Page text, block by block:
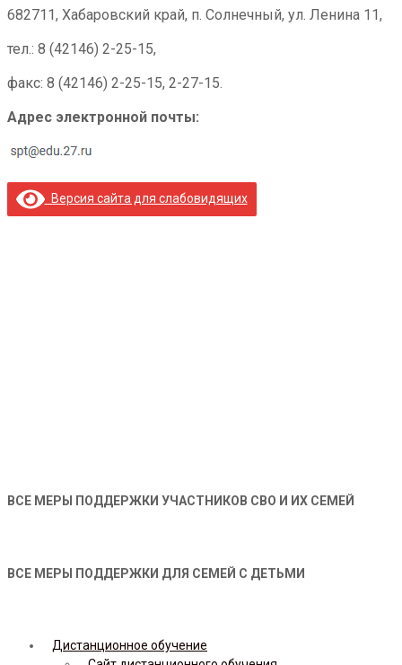
682711, Хабаровский край, п. Солнечный, ул. Ленина 11,
тел.: 8 (42146) 2-25-15,
факс: 8 (42146) 2-25-15, 2-27-15.
Адрес электронной почты:
Версия сайта для слабовидящих
ВСЕ МЕРЫ ПОДДЕРЖКИ УЧАСТНИКОВ СВО И ИХ СЕМЕЙ
ВСЕ МЕРЫ ПОДДЕРЖКИ ДЛЯ СЕМЕЙ С ДЕТЬМИ
Дистанционное обучение